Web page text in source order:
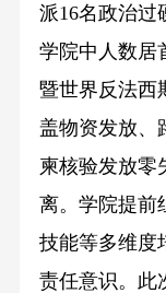
派16名政治过
学院中人数居
暨世界反法西
盖物资发放、
柬核验发放零
离。学院提前
技能等多维度
责任意识。此